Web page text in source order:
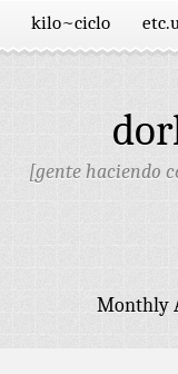
kilo~ciclo
[gente haciendo
Monthly